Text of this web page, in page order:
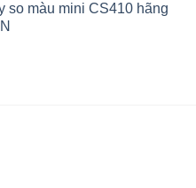
so màu mini CS410 hãng